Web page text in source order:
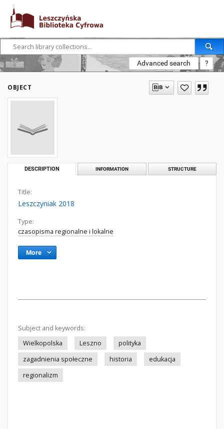
Advanced search ?
OBJECT
DESCRIPTION INFORMATION STRUCTURE
Title:
Leszczyniak 2018
Type:
czasopisma regionalne i lokalne
More
Subject and keywords:
Wielkopolska
Leszno
polityka
zagadnienia społeczne
historia
edukacja
regionalizm